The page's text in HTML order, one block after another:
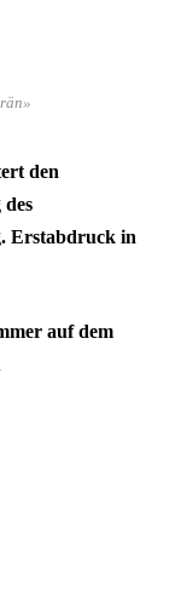
den
Erstabdruck in
auf dem